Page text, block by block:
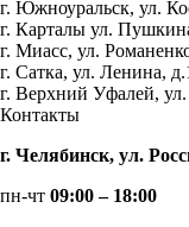
г. Южноуральск, ул.
г. Карталы ул.
г. Миасс, ул.
г. Сатка, ул. Ленина,
г. Верхний Уфалей,
Контакты
г. Челябинск, ул.
пн-чт 09:00 – 18:00